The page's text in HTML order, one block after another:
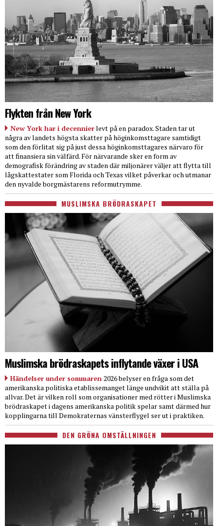
Flykten från New York
New York har i decennierlevt på en paradox. Staden tar ut
några av landets högsta skatter på höginkomsttagare samtidigt
som den förlitat sig på just dessa höginkomsttagares närvaro för
att finansiera sin välfärd. För närvarande sker en form av
demografisk förändring av staden där miljonärer väljer att flytta till
lågskattestater som Florida och Texas vilket påverkar och utmanar
den nyvalde borgmästarens reformutrymme.
MUSLIMSKA BRÖDRASKAPET
Muslimska brödraskapets inflytande växer i USA
Händelser under sommaren 2026 belyser en fråga som det
amerikanska politiska etablissemanget länge undvikit att ställa på
allvar. Det är vilken roll som organisationer med rötter i Muslimska
brödraskapet i dagens amerikanska politik spelar samt därmed hur
kopplingarna till Demokraternas vänsterflygel ser ut i praktiken.
DEN GRÖNA OMSTÄLLNINGEN